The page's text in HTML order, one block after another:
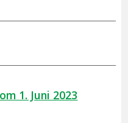
1. Juni 2023